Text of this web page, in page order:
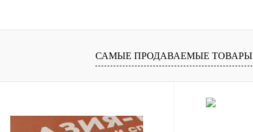
САМЫЕ ПРОДАВАЕМЫЕ ТОВАРЫ